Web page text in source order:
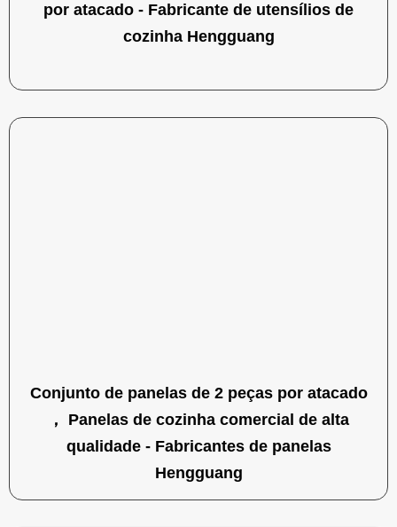
por atacado - Fabricante de utensílios de
cozinha Hengguang
Conjunto de panelas de 2 peças por atacado
， Panelas de cozinha comercial de alta
qualidade - Fabricantes de panelas
Hengguang